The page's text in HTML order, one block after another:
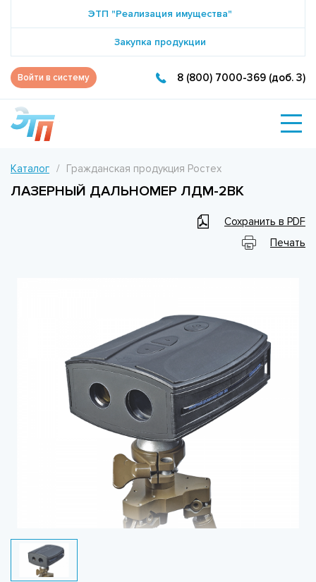
ЭТП "Реализация имущества"
Закупка продукции
Войти в систему 8 (800) 7000-369 (доб. 3)
Каталог Гражданская продукция Ростех
ЛАЗЕРНЫЙ ДАЛЬНОМЕР ЛДМ-2BК
Сохранить в PDF
Печать